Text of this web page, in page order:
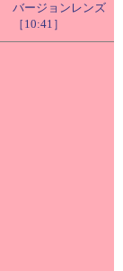
バージョンレンズ
［10:41］